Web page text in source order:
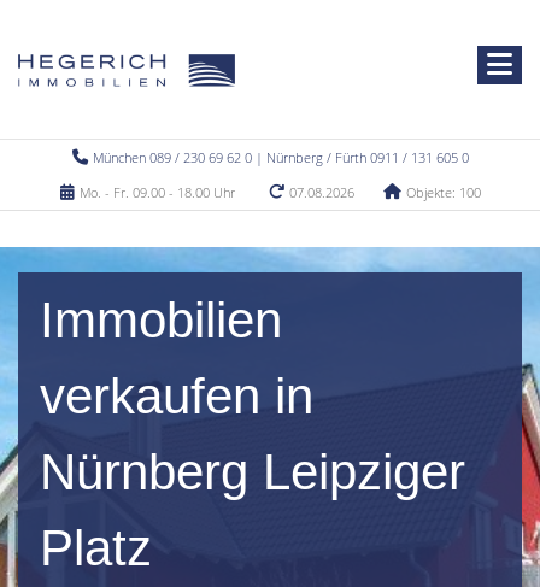
München 089 / 230 69 62 0 | Nürnberg / Fürth 0911 / 131 605 0
Mo. - Fr. 09.00 - 18.00 Uhr
07.08.2026 Objekte: 100
Immobilien
verkaufen in
Nürnberg Leipziger
Platz